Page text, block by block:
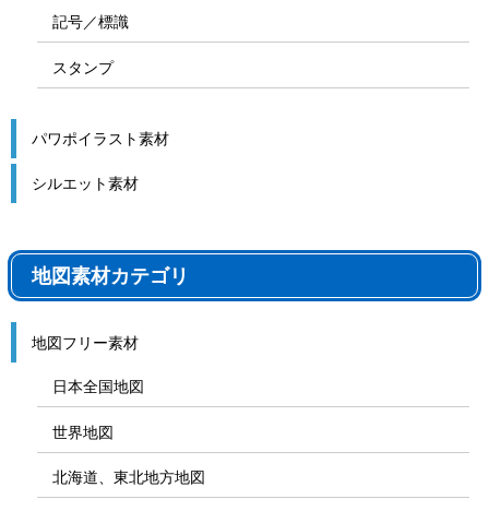
記号／標識
スタンプ
パワポイラスト素材
シルエット素材
地図素材カテゴリ
地図フリー素材
日本全国地図
世界地図
北海道、東北地方地図